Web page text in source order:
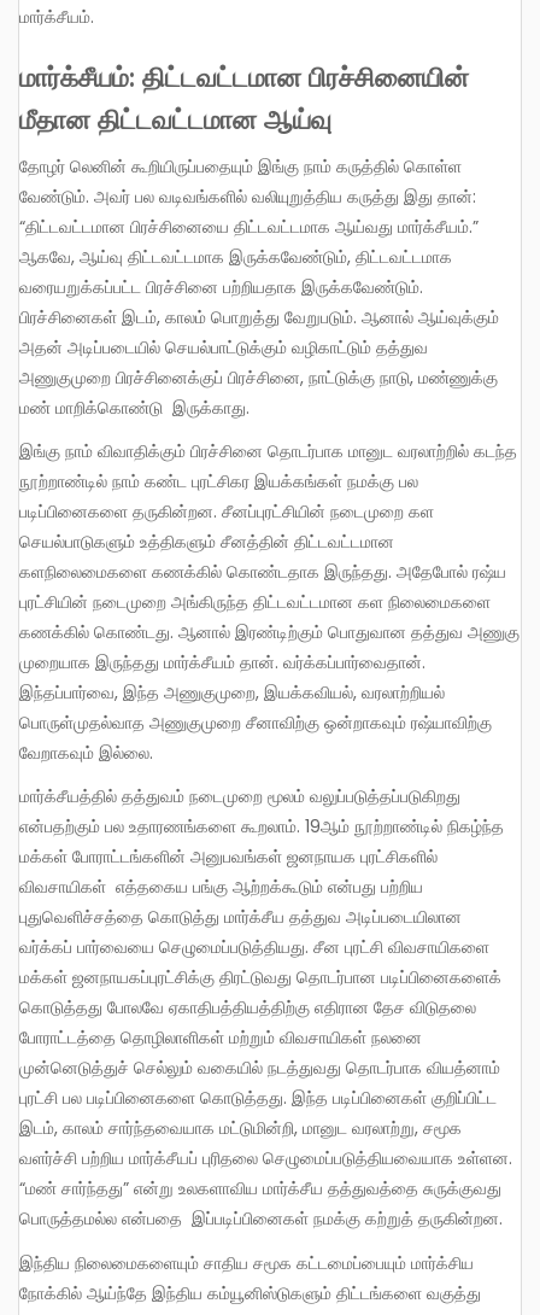
மார்க்சீயம்.
மார்க்சீயம்: திட்டவட்டமான பிரச்சினையின்
மீதான திட்டவட்டமான ஆய்வு
தோழர் லெனின் கூறியிருப்பதையும் இங்கு நாம் கருத்தில் கொள்ள
வேண்டும். அவர் பல வடிவங்களில் வலியுறுத்திய கருத்து இது தான்:
“திட்டவட்டமான பிரச்சினையை திட்டவட்டமாக ஆய்வது மார்க்சீயம்.”
ஆகவே, ஆய்வு திட்டவட்டமாக இருக்கவேண்டும், திட்டவட்டமாக
வரையறுக்கப்பட்ட பிரச்சினை பற்றியதாக இருக்கவேண்டும்.
பிரச்சினைகள் இடம், காலம் பொறுத்து வேறுபடும். ஆனால் ஆய்வுக்கும்
அதன் அடிப்படையில் செயல்பாட்டுக்கும் வழிகாட்டும் தத்துவ
அணுகுமுறை பிரச்சினைக்குப் பிரச்சினை, நாட்டுக்கு நாடு, மண்ணுக்கு
மண் மாறிக்கொண்டு இருக்காது.
இங்கு நாம் விவாதிக்கும் பிரச்சினை தொடர்பாக மானுட வரலாற்றில் கடந்த
நூற்றாண்டில் நாம் கண்ட புரட்சிகர இயக்கங்கள் நமக்கு பல
படிப்பினைகளை தருகின்றன. சீனப்புரட்சியின் நடைமுறை கள
செயல்பாடுகளும் உத்திகளும் சீனத்தின் திட்டவட்டமான
களநிலைமைகளை கணக்கில் கொண்டதாக இருந்தது. அதேபோல் ரஷ்ய
புரட்சியின் நடைமுறை அங்கிருந்த திட்டவட்டமான கள நிலைமைகளை
கணக்கில் கொண்டது. ஆனால் இரண்டிற்கும் பொதுவான தத்துவ அணுகு
முறையாக இருந்தது மார்க்சீயம் தான். வர்க்கப்பார்வைதான்.
இந்தப்பார்வை, இந்த அணுகுமுறை, இயக்கவியல், வரலாற்றியல்
பொருள்முதல்வாத அணுகுமுறை சீனாவிற்கு ஒன்றாகவும் ரஷ்யாவிற்கு
வேறாகவும் இல்லை.
மார்க்சீயத்தில் தத்துவம் நடைமுறை மூலம் வலுப்படுத்தப்படுகிறது
என்பதற்கும் பல உதாரணங்களை கூறலாம். 19ஆம் நூற்றாண்டில் நிகழ்ந்த
மக்கள் போராட்டங்களின் அனுபவங்கள் ஜனநாயக புரட்சிகளில்
விவசாயிகள் எத்தகைய பங்கு ஆற்றக்கூடும் என்பது பற்றிய
புதுவெளிச்சத்தை கொடுத்து மார்க்சீய தத்துவ அடிப்படையிலான
வர்க்கப் பார்வையை செழுமைப்படுத்தியது. சீன புரட்சி விவசாயிகளை
மக்கள் ஜனநாயகப்புரட்சிக்கு திரட்டுவது தொடர்பான படிப்பினைகளைக்
கொடுத்தது போலவே ஏகாதிபத்தியத்திற்கு எதிரான தேச விடுதலை
போராட்டத்தை தொழிலாளிகள் மற்றும் விவசாயிகள் நலனை
முன்னெடுத்துச் செல்லும் வகையில் நடத்துவது தொடர்பாக வியத்னாம்
புரட்சி பல படிப்பினைகளை கொடுத்தது. இந்த படிப்பினைகள் குறிப்பிட்ட
இடம், காலம் சார்ந்தவையாக மட்டுமின்றி, மானுட வரலாற்று, சமூக
வளர்ச்சி பற்றிய மார்க்சீயப் புரிதலை செழுமைப்படுத்தியவையாக உள்ளன.
“மண் சார்ந்தது” என்று உலகளாவிய மார்க்சீய தத்துவத்தை சுருக்குவது
பொருத்தமல்ல என்பதை இப்படிப்பினைகள் நமக்கு கற்றுத் தருகின்றன.
இந்திய நிலைமைகளையும் சாதிய சமூக கட்டமைப்பையும் மார்க்சிய
நோக்கில் ஆய்ந்தே இந்திய கம்யூனிஸ்டுகளும் திட்டங்களை வகுத்து